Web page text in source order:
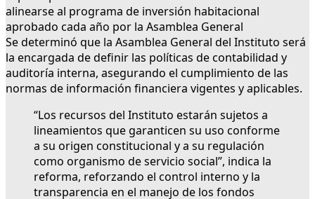
alinearse al programa de inversión habitacional
aprobado cada año por la Asamblea General
Se determinó que la Asamblea General del Instituto será
la encargada de definir las políticas de contabilidad y
auditoría interna, asegurando el cumplimiento de las
normas de información financiera vigentes y aplicables.
“Los recursos del Instituto estarán sujetos a
lineamientos que garanticen su uso conforme
a su origen constitucional y a su regulación
como organismo de servicio social”, indica la
reforma, reforzando el control interno y la
transparencia en el manejo de los fondos